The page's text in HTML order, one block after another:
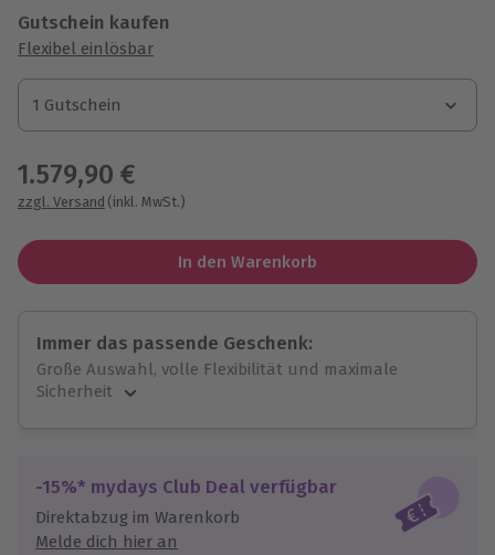
Gutschein kaufen
Flexibel einlösbar
1 Gutschein
1 Gutschein
1 Gutschein
1.579,90 €
zzgl. Versand (inkl. MwSt.)
In den Warenkorb
Immer das passende Geschenk:
Große Auswahl, volle Flexibilität und maximale
Sicherheit
Jeder Gutschein für alle Erlebnisse einlösbar.
Maximale Sicherheit
3 Jahre gültig & verlängerbar.
-15%* mydays Club Deal verfügbar
Direktabzug im Warenkorb
Melde dich hier an